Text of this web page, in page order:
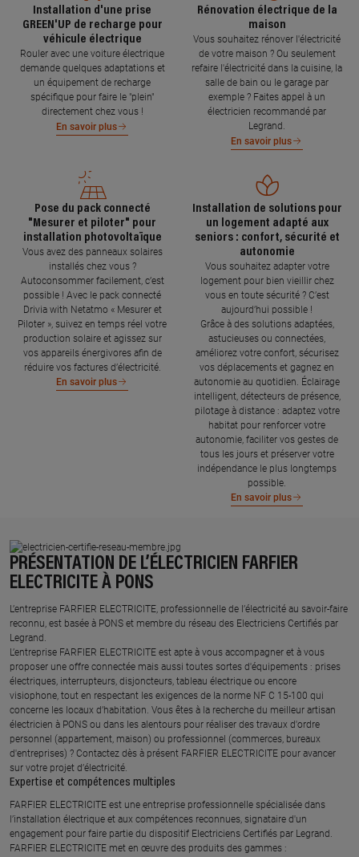
Installation d'une prise
GREEN'UP de recharge pour
véhicule électrique
Rouler avec une voiture électrique
demande quelques adaptations et
un équipement de recharge
spécifique pour faire le "plein"
directement chez vous !
En savoir plus
Rénovation électrique de la
maison
Vous souhaitez rénover l'électricité
de votre maison ? Ou seulement
refaire l'électricité dans la cuisine, la
salle de bain ou le garage par
exemple ? Faites appel à un
électricien recommandé par
Legrand.
En savoir plus
Pose du pack connecté
"Mesurer et piloter" pour
installation photovoltaïque
Vous avez des panneaux solaires
installés chez vous ?
Autoconsommer facilement, c’est
possible ! Avec le pack connecté
Drivia with Netatmo « Mesurer et
Piloter », suivez en temps réel votre
production solaire et agissez sur
vos appareils énergivores afin de
réduire vos factures d’électricité.
En savoir plus
Installation de solutions pour
un logement adapté aux
seniors : confort, sécurité et
autonomie
Vous souhaitez adapter votre
logement pour bien vieillir chez
vous en toute sécurité ? C’est
aujourd’hui possible !
Grâce à des solutions adaptées,
astucieuses ou connectées,
améliorez votre confort, sécurisez
vos déplacements et gagnez en
autonomie au quotidien. Éclairage
intelligent, détecteurs de présence,
pilotage à distance : adaptez votre
habitat pour renforcer votre
autonomie, faciliter vos gestes de
tous les jours et préserver votre
indépendance le plus longtemps
possible.
En savoir plus
PRÉSENTATION DE L’ÉLECTRICIEN FARFIER
ELECTRICITE À PONS
L’entreprise FARFIER ELECTRICITE, professionnelle de l’électricité au savoir-faire
reconnu, est basée à PONS et membre du réseau des Electriciens Certifiés par
Legrand.​
L’entreprise FARFIER ELECTRICITE est apte à vous accompagner et à vous
proposer une offre connectée mais aussi toutes sortes d'équipements : prises
électriques, interrupteurs, disjoncteurs, tableau électrique ou encore
visiophone, tout en respectant les exigences de la norme NF C 15-100 qui
concerne les locaux d’habitation. Vous êtes à la recherche du meilleur artisan
électricien à PONS ou dans les alentours pour réaliser des travaux d'ordre
personnel (appartement, maison) ou professionnel (commerces, bureaux
d'entreprises) ? Contactez dès à présent FARFIER ELECTRICITE pour avancer
sur votre projet d’électricité.
Expertise et compétences multiples​
​FARFIER ELECTRICITE est une entreprise professionnelle spécialisée dans
l’installation électrique et aux compétences reconnues, ​signataire d'un
engagement pour faire partie du dispositif Electriciens Certifiés par Legrand​.
FARFIER ELECTRICITE met en œuvre des produits des gammes : ​